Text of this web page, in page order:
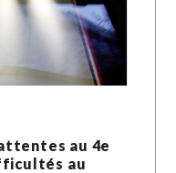
au 4e
au